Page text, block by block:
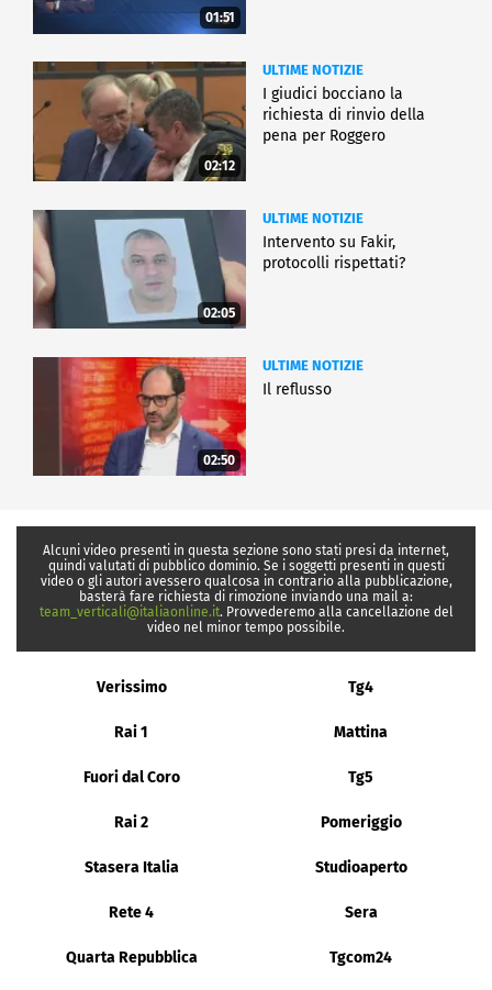
01:51
02:12
ULTIME NOTIZIE
I giudici bocciano la
richiesta di rinvio della
pena per Roggero
02:05
ULTIME NOTIZIE
Intervento su Fakir,
protocolli rispettati?
02:50
ULTIME NOTIZIE
Il reflusso
Alcuni video presenti in questa sezione sono stati presi da internet,
quindi valutati di pubblico dominio. Se i soggetti presenti in questi
video o gli autori avessero qualcosa in contrario alla pubblicazione,
basterà fare richiesta di rimozione inviando una mail a:
team_verticali@italiaonline.it. Provvederemo alla cancellazione del
video nel minor tempo possibile.
Verissimo Tg4
Rai 1 Mattina
Fuori dal Coro Tg5
Rai 2 Pomeriggio
Stasera Italia Studioaperto
Rete 4 Sera
Quarta Repubblica Tgcom24